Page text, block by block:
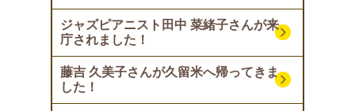
ジャズピアニスト田中 菜緒子さんが来
庁されました！
藤吉 久美子さんが久留米へ帰ってきま
した！